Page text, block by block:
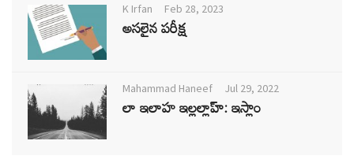
K Irfan Feb 28, 2023
అసలైన పరీక్ష
Mahammad Haneef Jul 29, 2022
లా ఇలాహ ఇల్లల్లాహ్: ఇస్లాం